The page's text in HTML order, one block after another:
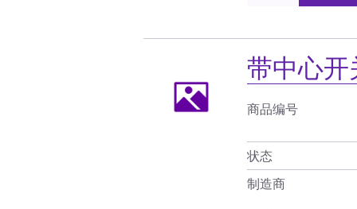
带中心
商品编号
状态
制造商